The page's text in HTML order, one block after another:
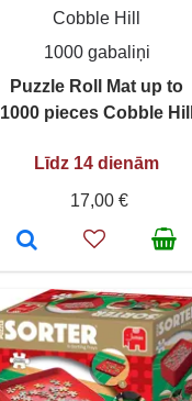
Cobble Hill
1000 gabaliņi
Puzzle Roll Mat up to
1000 pieces Cobble Hill
Līdz 14 dienām
17,00 €